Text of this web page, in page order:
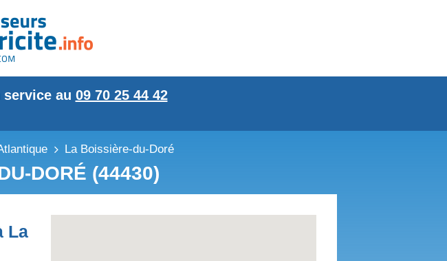
au 09 70 25 44 42
La Boissière-du-Doré
DORÉ (44430)
La